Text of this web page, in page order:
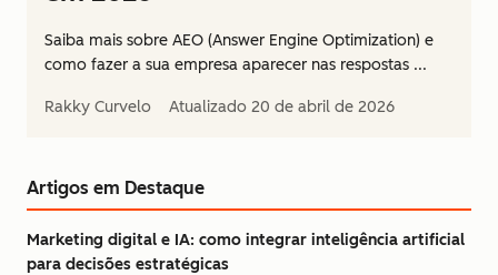
Saiba mais sobre AEO (Answer Engine Optimization) e
como fazer a sua empresa aparecer nas respostas ...
Rakky Curvelo Atualizado 20 de abril de 2026
Artigos em Destaque
Marketing digital e IA: como integrar inteligência artificial
para decisões estratégicas